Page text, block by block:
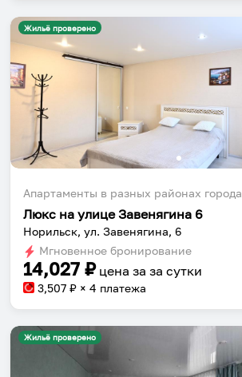
Жильё проверено
Апартаменты в разных районах города
Люкс на улице Завенягина 6
Норильск, ул. Завенягина, 6
Мгновенное бронирование
14,027 ₽ цена за за сутки
3,507 ₽ × 4 платежа
Жильё проверено